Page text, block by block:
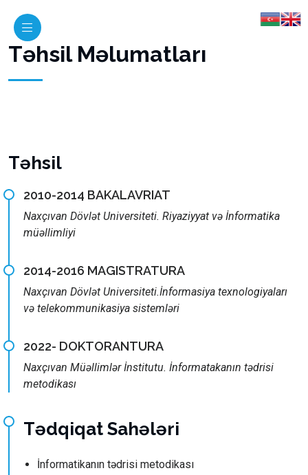
Təhsil Məlumatları
Təhsil
2010-2014 BAKALAVRIAT
Naxçıvan Dövlət Universiteti. Riyaziyyat və İnformatika
müəllimliyi
2014-2016 MAGISTRATURA
Naxçıvan Dövlət Universiteti.İnformasiya texnologiyaları
və telekommunikasiya sistemləri
2022- DOKTORANTURA
Naxçıvan Müəllimlər İnstitutu. İnformatakanın tədrisi
metodikası
Tədqiqat Sahələri
İnformatikanın tədrisi metodikası